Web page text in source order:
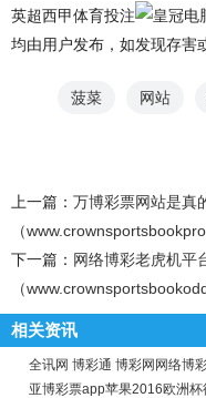
英超西甲体育投注
均由用户发布，如发现存害
菠菜 网站
上一篇： 万博彩票网站是真
（
下一篇： 网络博彩老虎机平
（
相关资讯
全讯网 博彩通 博彩网网络博
亚博彩票app苹果2016欧洲